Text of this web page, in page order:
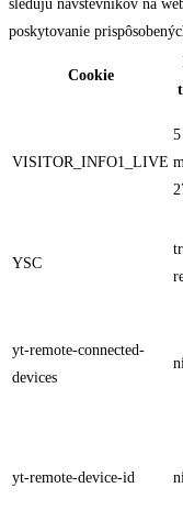
sledujú návštevníkov na
poskytovanie
Cookie
VISITOR_INFO1_LIVE
5
YSC
yt-remote-connected-
devices
yt-remote-device-id